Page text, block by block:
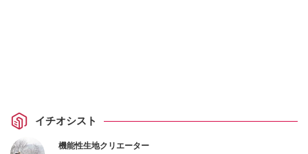
イチオシスト
機能性生地クリエーター